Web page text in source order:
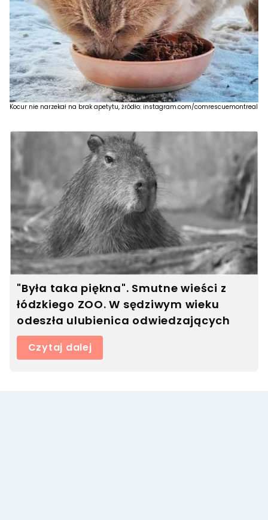
Kocur nie narzekał na brak apetytu, źródło: instagram.com/comrescuemontreal
"Była taka piękna". Smutne wieści z
łódzkiego ZOO. W sędziwym wieku
odeszła ulubienica odwiedzających
Czytaj dalej